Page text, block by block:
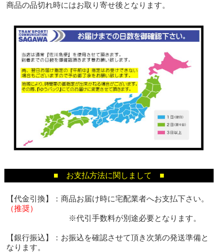
商品の品切れ時にはお取り寄せ後となります。
■ お支払方法に関しまして ■
【代金引換】：商品お届け時に宅配業者へお支払下さい。
（推奨）
※代引手数料が別途必要となります。
【銀行振込】：お振込を確認させて頂き次第の発送準備と
なります。